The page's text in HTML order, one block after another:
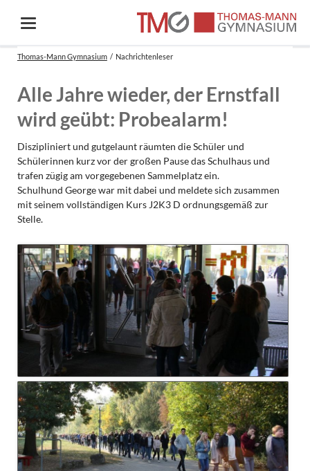
Thomas-Mann Gymnasium Nachrichtenleser
Alle Jahre wieder, der Ernstfall
wird geübt: Probealarm!
Diszipliniert und gutgelaunt räumten die Schüler und
Schülerinnen kurz vor der großen Pause das Schulhaus und
trafen zügig am vorgegebenen Sammelplatz ein.
Schulhund George war mit dabei und meldete sich zusammen
mit seinem vollständigen Kurs J2K3 D ordnungsgemäß zur
Stelle.